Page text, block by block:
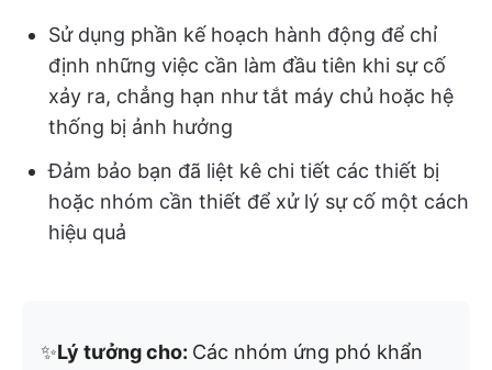
Sử dụng phần kế hoạch hành động để chỉ
định những việc cần làm đầu tiên khi sự cố
xảy ra, chẳng hạn như tắt máy chủ hoặc hệ
thống bị ảnh hưởng
Đảm bảo bạn đã liệt kê chi tiết các thiết bị
hoặc nhóm cần thiết để xử lý sự cố một cách
hiệu quả
✨Lý tưởng cho: Các nhóm ứng phó khẩn